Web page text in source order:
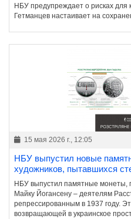
НБУ предупреждает о рисках для
Гетманцев настаивает на
15 мая 2026 г., 12:05
НБУ выпустил новые
художников, пытавшихся
НБУ выпустил памятные монеты,
Майку Йогансену – деятелям
репрессированным в 1937 году.
возвращающей в украинское